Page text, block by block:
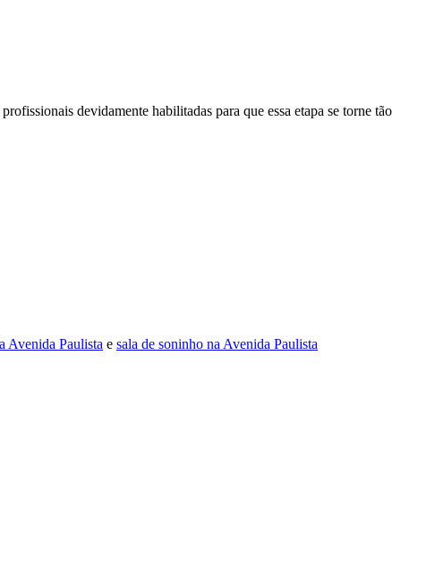
devidamente habilitadas para que essa etapa se torne tão
Avenida Paulista e sala de soninho na Avenida Paulista